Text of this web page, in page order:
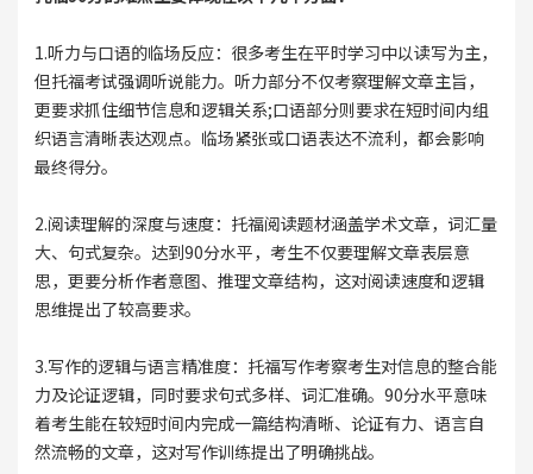
1.听力与口语的临场反应：很多考生在平时学习中以读写为主，
但托福考试强调听说能力。听力部分不仅考察理解文章主旨，
更要求抓住细节信息和逻辑关系;口语部分则要求在短时间内组
织语言清晰表达观点。临场紧张或口语表达不流利，都会影响
最终得分。
2.阅读理解的深度与速度：托福阅读题材涵盖学术文章，词汇量
大、句式复杂。达到90分水平，考生不仅要理解文章表层意
思，更要分析作者意图、推理文章结构，这对阅读速度和逻辑
思维提出了较高要求。
3.写作的逻辑与语言精准度：托福写作考察考生对信息的整合能
力及论证逻辑，同时要求句式多样、词汇准确。90分水平意味
着考生能在较短时间内完成一篇结构清晰、论证有力、语言自
然流畅的文章，这对写作训练提出了明确挑战。